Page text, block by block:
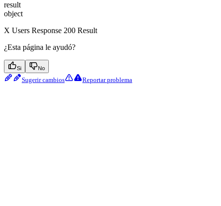
result
object
X Users Response 200 Result
¿Esta página le ayudó?
Si No
Sugerir cambios Reportar problema